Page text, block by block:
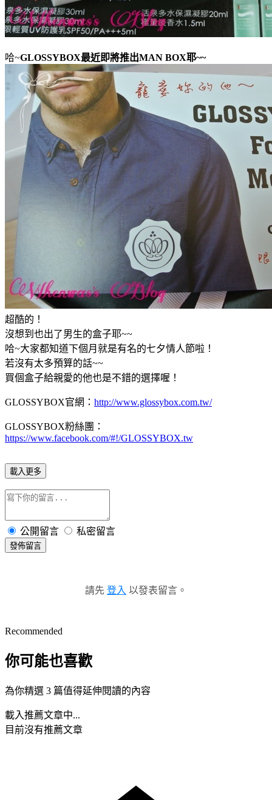
哈~GLOSSYBOX最近即將推出MAN BOX耶~~
超酷的！
沒想到也出了男生的盒子耶~~
哈~大家都知道下個月就是有名的七夕情人節啦！
若沒有太多預算的話~~
買個盒子給親愛的他也是不錯的選擇喔！
GLOSSYBOX官網： http://www.glossybox.com.tw/
GLOSSYBOX粉絲團：
https://www.facebook.com/#!/GLOSSYBOX.tw
載入更多
公開留言 私密留言
發佈留言
請先 登入 以發表留言。
Recommended
你可能也喜歡
為你精選 3 篇值得延伸閱讀的內容
載入推薦文章中...
目前沒有推薦文章